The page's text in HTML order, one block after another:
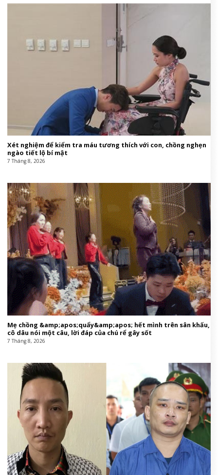
Xét nghiệm để kiểm tra máu tương thích với con, chồng nghẹn
ngào tiết lộ bí mật
7 Tháng 8, 2026
Mẹ chồng &amp;apos;quẩy&amp;apos; hết mình trên sân khấu,
cô dâu nói một câu, lời đáp của chú rể gây sốt
7 Tháng 8, 2026